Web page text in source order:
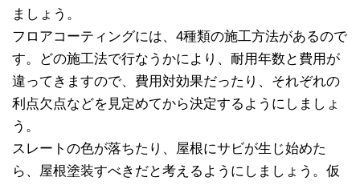
ましょう。
フロアコーティングには、4種類の施工方法があるので
す。どの施工法で行なうかにより、耐用年数と費用が
違ってきますので、費用対効果だったり、それぞれの
利点欠点などを見定めてから決定するようにしましょ
う。
スレートの色が落ちたり、屋根にサビが生じ始めた
ら、屋根塗装すべきだと考えるようにしましょう。仮